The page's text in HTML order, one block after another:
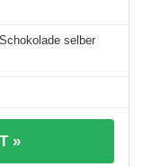
selber
»